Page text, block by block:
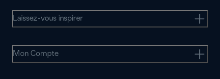
Laissez-vous inspirer
Mon Compte